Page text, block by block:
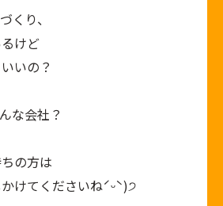
くり、
けど
いの？
な会社？
の方は
けてくださいねˊᵕˋ)੭